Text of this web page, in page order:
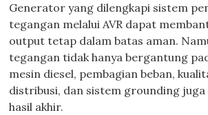
Generator yang dilengkapi sistem
tegangan melalui AVR dapat
output tetap dalam batas aman.
tegangan tidak hanya bergantung
mesin diesel, pembagian beban,
distribusi, dan sistem grounding
hasil akhir.